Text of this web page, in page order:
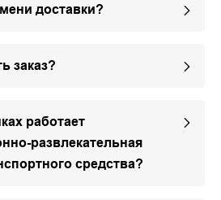
доставки?
заказ?
работает
развлекательная
средства?